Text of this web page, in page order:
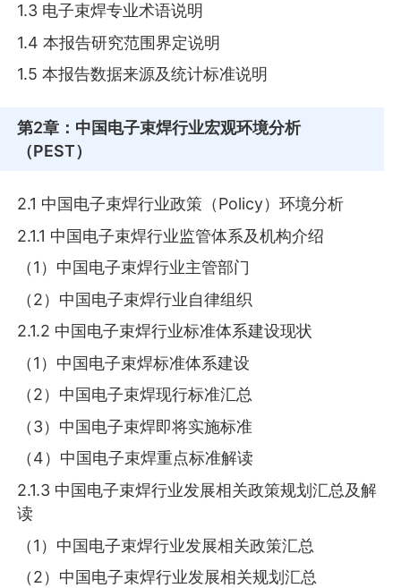
1.3 电子束焊专业术语说明
1.4 本报告研究范围界定说明
1.5 本报告数据来源及统计标准说明
第2章 ：中国电子束焊行业宏观环境分析
（PEST）
2.1 中国电子束焊行业政策（Policy）环境分析
2.1.1 中国电子束焊行业监管体系及机构介绍
（1）中国电子束焊行业主管部门
（2）中国电子束焊行业自律组织
2.1.2 中国电子束焊行业标准体系建设现状
（1）中国电子束焊标准体系建设
（2）中国电子束焊现行标准汇总
（3）中国电子束焊即将实施标准
（4）中国电子束焊重点标准解读
2.1.3 中国电子束焊行业发展相关政策规划汇总及解
读
（1）中国电子束焊行业发展相关政策汇总
（2）中国电子束焊行业发展相关规划汇总